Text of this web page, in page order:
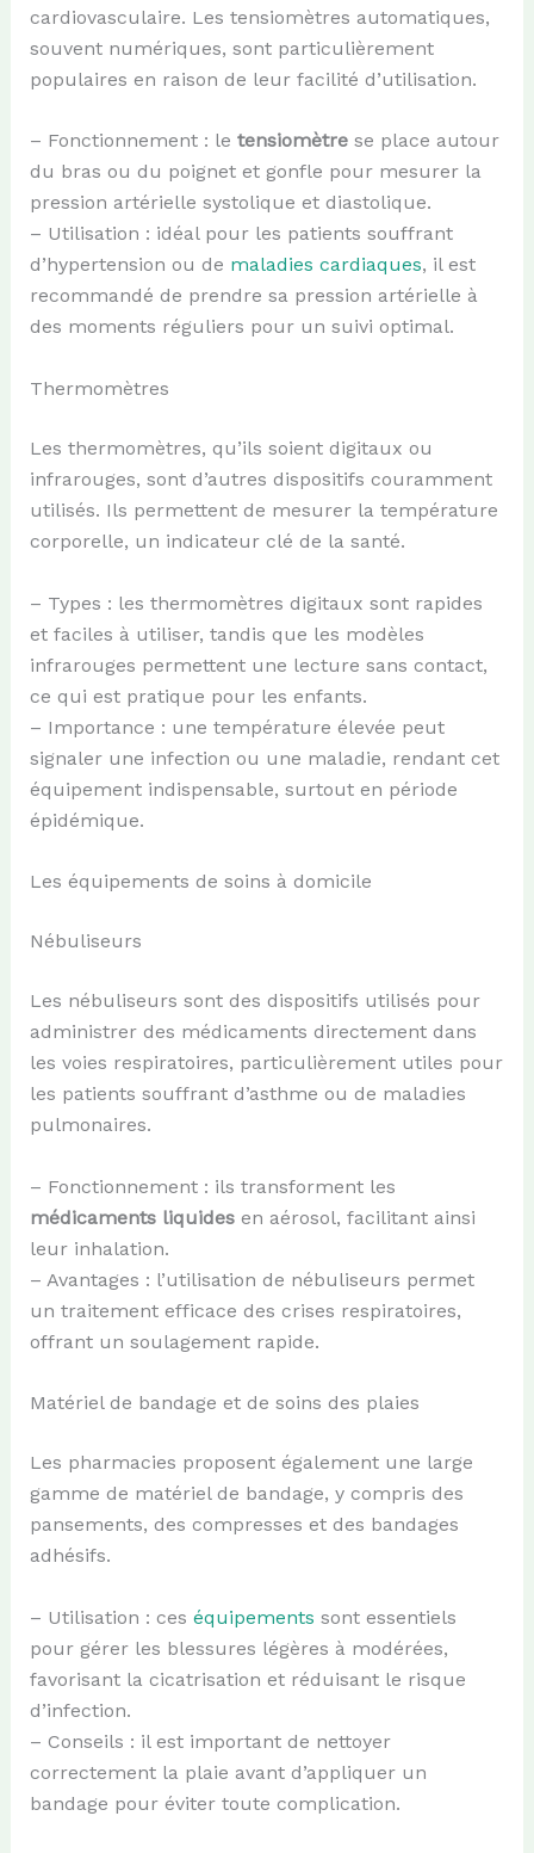
cardiovasculaire. Les tensiomètres automatiques,
souvent numériques, sont particulièrement
populaires en raison de leur facilité d’utilisation.
– Fonctionnement : le tensiomètrese place autour
du bras ou du poignet et gonfle pour mesurer la
pression artérielle systolique et diastolique.
– Utilisation : idéal pour les patients souffrant
d’hypertension ou de maladies cardiaques, il est
recommandé de prendre sa pression artérielle à
des moments réguliers pour un suivi optimal.
Thermomètres
Les thermomètres, qu’ils soient digitaux ou
infrarouges, sont d’autres dispositifs couramment
utilisés. Ils permettent de mesurer la température
corporelle, un indicateur clé de la santé.
– Types : les thermomètres digitaux sont rapides
et faciles à utiliser, tandis que les modèles
infrarouges permettent une lecture sans contact,
ce qui est pratique pour les enfants.
– Importance : une température élevée peut
signaler une infection ou une maladie, rendant cet
équipement indispensable, surtout en période
épidémique.
Les équipements de soins à domicile
Nébuliseurs
Les nébuliseurs sont des dispositifs utilisés pour
administrer des médicaments directement dans
les voies respiratoires, particulièrement utiles pour
les patients souffrant d’asthme ou de maladies
pulmonaires.
– Fonctionnement : ils transforment les
médicaments liquidesen aérosol, facilitant ainsi
leur inhalation.
– Avantages : l’utilisation de nébuliseurs permet
un traitement efficace des crises respiratoires,
offrant un soulagement rapide.
Matériel de bandage et de soins des plaies
Les pharmacies proposent également une large
gamme de matériel de bandage, y compris des
pansements, des compresses et des bandages
adhésifs.
– Utilisation : ces équipements sont essentiels
pour gérer les blessures légères à modérées,
favorisant la cicatrisation et réduisant le risque
d’infection.
– Conseils : il est important de nettoyer
correctement la plaie avant d’appliquer un
bandage pour éviter toute complication.